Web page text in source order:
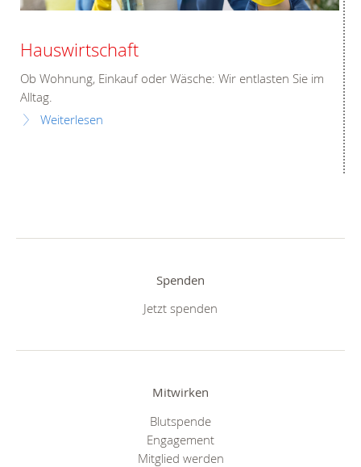
Hauswirtschaft
Ob Wohnung, Einkauf oder Wäsche: Wir entlasten Sie im
Alltag.
Weiterlesen
Spenden
Jetzt spenden
Mitwirken
Blutspende
Engagement
Mitglied werden